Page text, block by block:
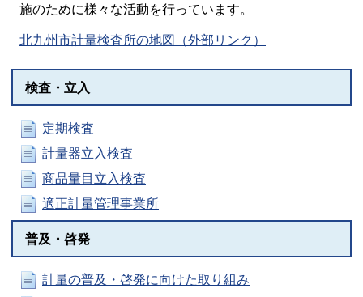
施のために様々な活動を行っています。
北九州市計量検査所の地図（外部リンク）
検査・立入
定期検査
計量器立入検査
商品量目立入検査
適正計量管理事業所
普及・啓発
計量の普及・啓発に向けた取り組み